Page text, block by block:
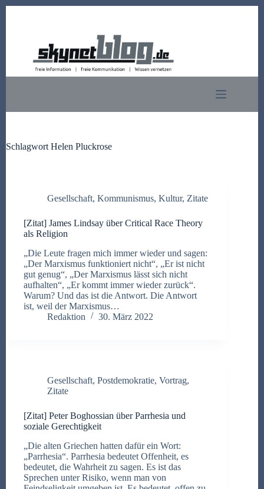
Schlagwort Helen Pluckrose
Gesellschaft, Kommunismus, Kultur, Zitate
[Zitat] James Lindsay über Critical Race Theory
als Religion
„Die Leute fragen mich immer wieder und sagen:
„Der Marxismus funktioniert nicht“, „Er ist nicht
gut genug“, „Der Marxismus lässt sich nicht
aufhalten“, „Er kommt immer wieder zurück“.
Warum? Und das ist die Antwort. Die Antwort
ist, weil der Marxismus…
Redaktion
30. März 2022
Gesellschaft, Postdemokratie, Vortrag,
Zitate
[Zitat] Peter Boghossian über Parrhesia und
soziale Gerechtigkeit
„Die alten Griechen hatten dafür ein Wort:
„Parrhesia“. Parrhesia bedeutet Offenheit, es
bedeutet, die Wahrheit zu sagen. Es ist das
Sprechen unter Risiko, wenn man von